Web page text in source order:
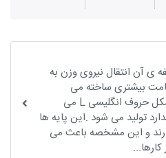
ی آن انتقال نیروی وزن به
بیشتری ساخته می
شود.شکل مقطع پایه ها به شکل حروف انگلیسی L می
تولید می شود .این پایه ها
و این مشخصه باعث می